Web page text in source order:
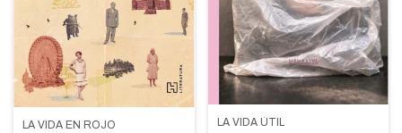
LA VIDA EN ROJO LA VIDA ÚTIL